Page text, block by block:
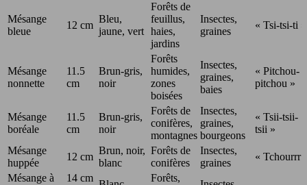
Mésange
bleue
12 cm
Bleu,
jaune, vert
Forêts de
feuillus,
haies,
jardins
Insectes,
graines
« Tsi-tsi-ti »
Mésange
nonnette
11.5
cm
Brun-gris,
noir
Forêts
humides,
zones
boisées
Insectes,
graines,
baies
« Pitchou-
pitchou »
Mésange
boréale
11.5
cm
Brun-gris,
noir
Forêts de
conifères,
montagnes
Insectes,
graines,
bourgeons
« Tsii-tsii-
tsii »
Mésange
huppée
12 cm
Brun, noir,
blanc
Forêts de
conifères
Insectes,
graines
« Tchourrr
Mésange à
14 cm
Forêts,